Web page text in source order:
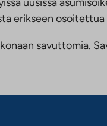
erikseen
savuttomia.